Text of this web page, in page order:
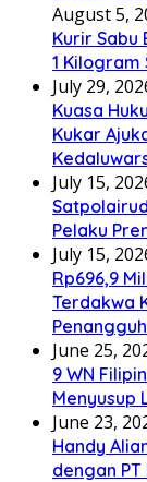
August 5,
Kurir Sabu
1 Kilogram
July 29,
Kuasa
Kukar
July 15,
Pelaku
July 15,
Rp696,9
Terdakwa
June 25,
9 WN
Menyusup
June 23,
Handy
dengan